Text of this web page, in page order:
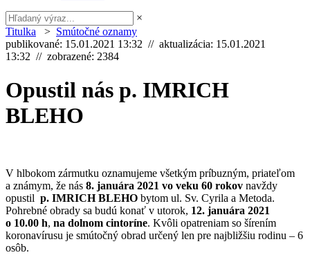
×
Titulka > Smútočné oznamy
publikované: 15.01.2021 13:32 // aktualizácia: 15.01.2021
13:32 // zobrazené: 2384
Opustil nás p. IMRICH
BLEHO
V hlbokom zármutku oznamujeme všetkým príbuzným, priateľom
a známym, že nás 8. januára 2021 vo veku 60 rokov navždy
opustil p. IMRICH BLEHO bytom ul. Sv. Cyrila a Metoda.
Pohrebné obrady sa budú konať v utorok, 12. januára 2021
o 10.00 h, na dolnom cintoríne. Kvôli opatreniam so šírením
koronavírusu je smútočný obrad určený len pre najbližšiu rodinu – 6
osôb.